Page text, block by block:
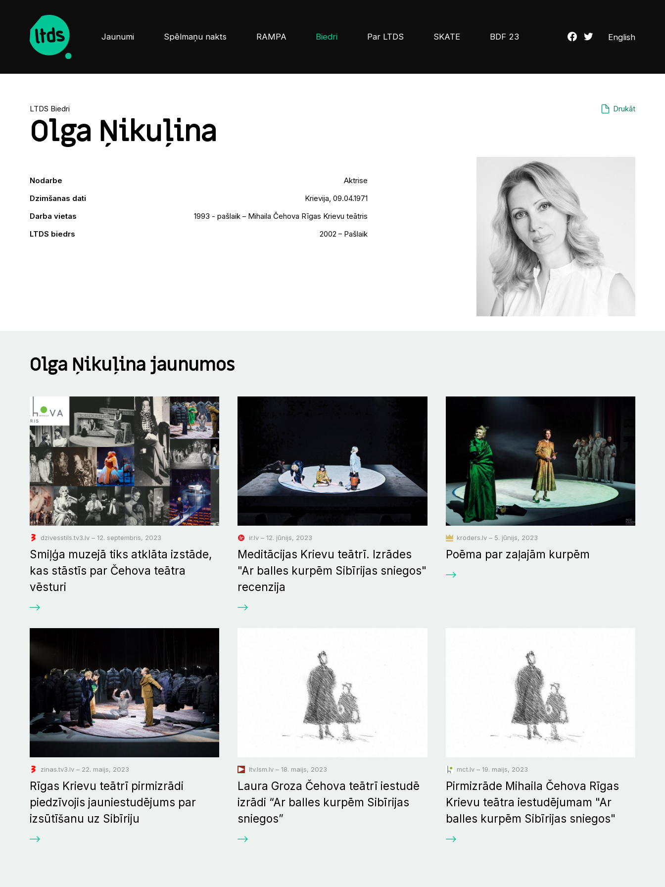
Jaunumi Spēlmaņu nakts RAMPA Biedri Par LTDS SKATE BDF 23 English
LTDS Biedri Drukāt
Olga Ņikuļina
Nodarbe
Aktrise
Dzimšanas dati
Krievija, 09.04.1971
Darba vietas
1993 - pašlaik – Mihaila Čehova Rīgas Krievu teātris
LTDS biedrs
2002 – Pašlaik
Olga Ņikuļina jaunumos
dzivesstils.tv3.lv – 12. septembris, 2023
Smiļģa muzejā tiks atklāta izstāde,
kas stāstīs par Čehova teātra
vēsturi
ir.lv – 12. jūnijs, 2023
Meditācijas Krievu teātrī. Izrādes
"Ar balles kurpēm Sibīrijas sniegos"
recenzija
kroders.lv – 5. jūnijs, 2023
Poēma par zaļajām kurpēm
zinas.tv3.lv – 22. maijs, 2023
Rīgas Krievu teātrī pirmizrādi
piedzīvojis jauniestudējums par
izsūtīšanu uz Sibīriju
ltv.lsm.lv – 18. maijs, 2023
Laura Groza Čehova teātrī iestudē
izrādi “Ar balles kurpēm Sibīrijas
sniegos”
mct.lv – 19. maijs, 2023
Pirmizrāde Mihaila Čehova Rīgas
Krievu teātra iestudējumam "Ar
balles kurpēm Sibīrijas sniegos"